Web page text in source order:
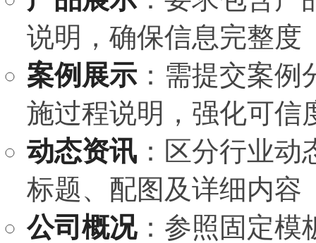
说明，确保信息完整度
案例展示：需提交案例
施过程说明，强化可信
动态资讯 ：区分行业
标题、配图及详细内容
公司概况：参照固定模